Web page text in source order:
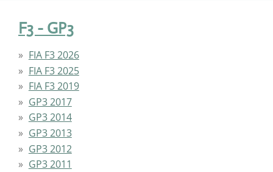
F3 - GP3
FIA F3 2026
FIA F3 2025
FIA F3 2019
GP3 2017
GP3 2014
GP3 2013
GP3 2012
GP3 2011